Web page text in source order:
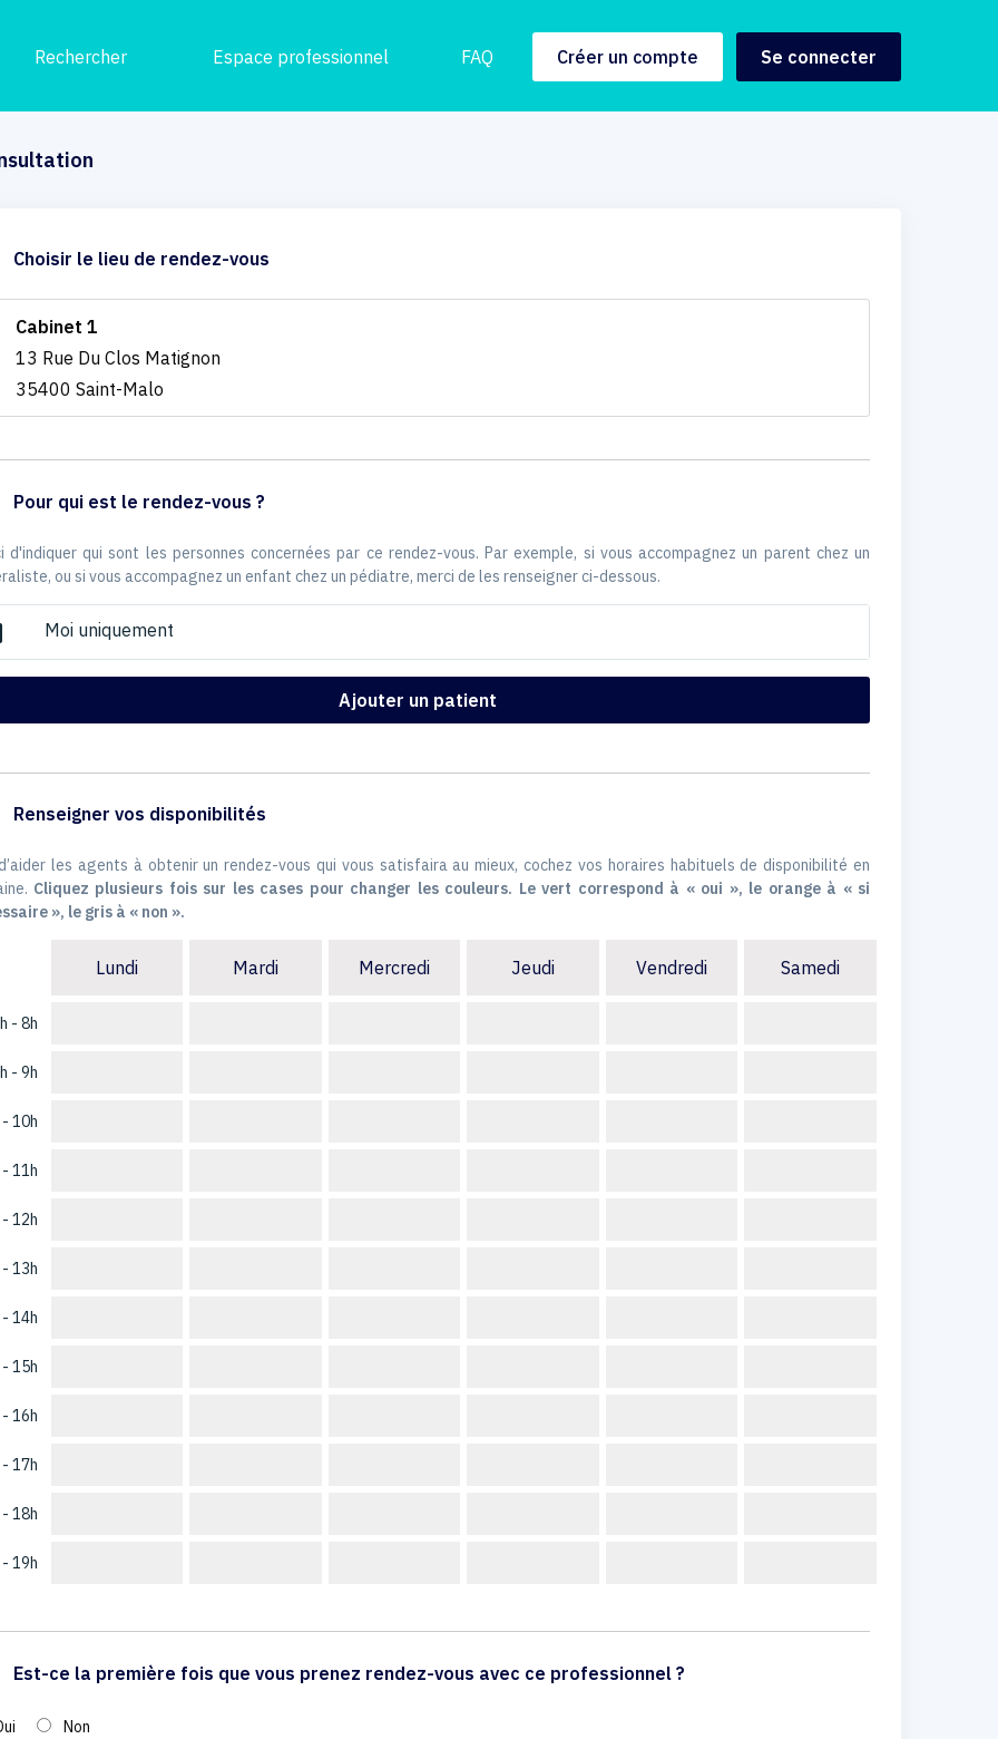
Rechercher Espace professionnel FAQ Créer un compte Se connecter
Choisir le lieu de rendez-vous
Cabinet 1
13 Rue Du Clos Matignon
35400 Saint-Malo
Pour qui est le rendez-vous ?
d'indiquer qui sont les personnes concernées par ce rendez-vous. Par exemple, si vous accompagnez un parent chez un
ou si vous accompagnez un enfant chez un pédiatre, merci de les renseigner ci-dessous.
Moi uniquement
Ajouter un patient
Renseigner vos disponibilités
les agents à obtenir un rendez-vous qui vous satisfaira au mieux, cochez vos horaires habituels de disponibilité en
Cliquez plusieurs fois sur les cases pour changer les couleurs. Le vert correspond à « oui », le orange à « si
», le gris à « non ».
- 8h
- 9h
10h
11h
12h
13h
14h
15h
16h
17h
18h
19h
Lundi Mardi Mercredi Jeudi Vendredi Samedi
Est-ce la première fois que vous prenez rendez-vous avec ce professionnel ?
Non